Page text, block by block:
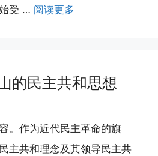
受 … 阅读更多
的民主共和思想
。作为近代民主革命的旗
主共和理念及其领导民主共